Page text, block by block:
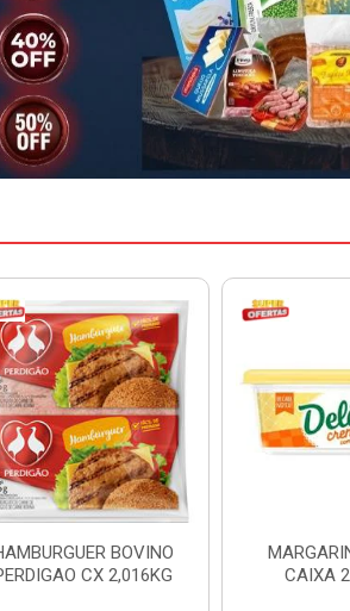
MARGARINA DELINE
CAIXA 24X250G
CAIXA